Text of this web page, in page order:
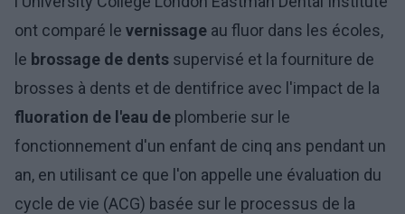
ont comparé le vernissage au fluor dans les écoles,
le brossage de dents supervisé et la fourniture de
brosses à dents et de dentifrice avec l'impact de la
fluoration de l'eau de plomberie sur le
fonctionnement d'un enfant de cinq ans pendant un
an, en utilisant ce que l'on appelle une évaluation du
cycle de vie (ACG) basée sur le processus de la